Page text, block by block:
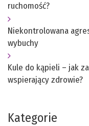
ruchomość?
Niekontrolowana
wybuchy
Kule do kąpieli – jak
wspierający zdrowie?
Kategorie